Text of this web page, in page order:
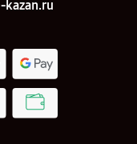
kazan.ru